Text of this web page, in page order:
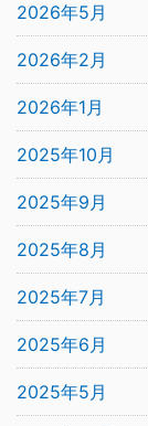
2026年5月
2026年2月
2026年1月
2025年10月
2025年9月
2025年8月
2025年7月
2025年6月
2025年5月